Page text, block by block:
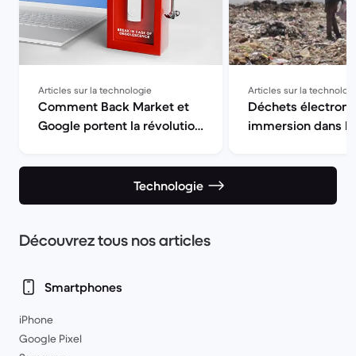
Articles sur la technologie
Comment Back Market et
Google portent la révolution
Articles sur la
Déchets
immersion dans
monde
Technologie
Découvrez tous nos articles
Smartphones
iPhone
Google Pixel